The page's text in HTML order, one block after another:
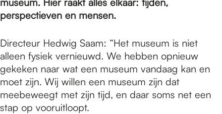
g
e
perspectieven en mensen.
Directeur Hedwig Saam: “Het museum is niet
alleen fysiek vernieuwd. We hebben opnieuw
gekeken naar wat een museum vandaag kan en
moet zijn. Wij willen een museum zijn dat
meebeweegt met zijn tijd, en daar soms net een
stap op vooruitloopt.